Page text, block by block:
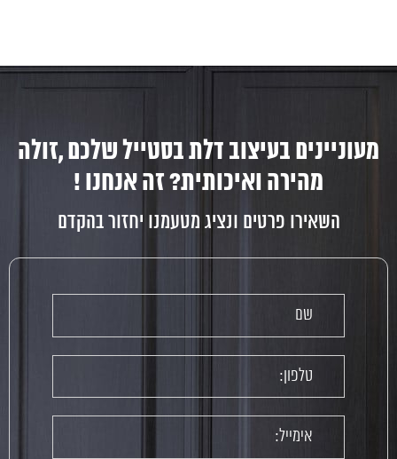
מעוניינים בעיצוב דלת בסטייל שלכם ,זולה
מהירה ואיכותית? זה אנחנו !
השאירו פרטים ונציג מטעמנו יחזור בהקדם